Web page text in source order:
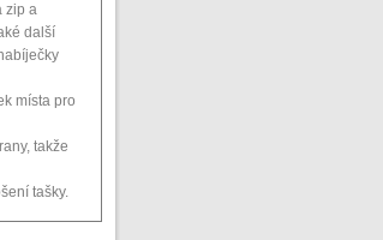
zip a
další
místa pro
takže
tašky.